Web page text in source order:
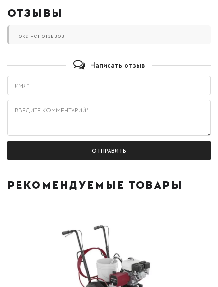
ОТЗЫВЫ
Пока нет отзывов
Написать отзыв
Имя*
Введите комментарий*
РЕКОМЕНДУЕМЫЕ ТОВАРЫ